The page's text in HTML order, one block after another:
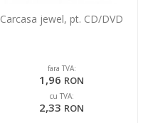
Carcasa jewel, pt. CD/DVD
fara TVA:
1,96 RON
cu TVA:
2,33 RON